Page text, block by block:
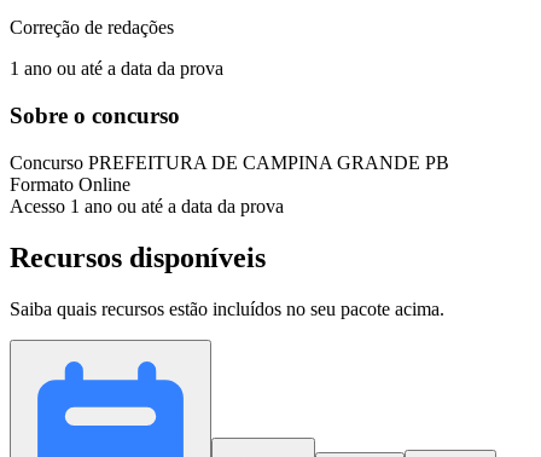
Correção de redações
1 ano ou até a data da prova
Sobre o concurso
Concurso PREFEITURA DE CAMPINA GRANDE PB
Formato Online
Acesso 1 ano ou até a data da prova
Recursos disponíveis
Saiba quais recursos estão incluídos no seu pacote acima.